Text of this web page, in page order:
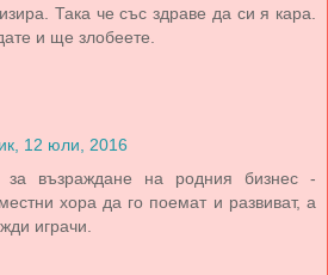
Така че със здраве да си я кара.
и ще злобеете.
12 юли, 2016
възраждане на родния бизнес -
хора да го поемат и развиват, а
играчи.